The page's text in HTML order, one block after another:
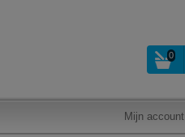
0
Mijn account